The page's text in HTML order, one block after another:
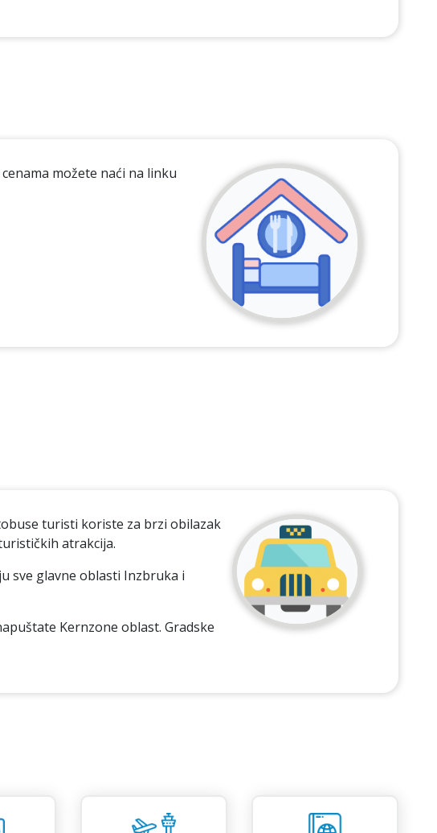
možete naći na linku
turisti koriste za brzi obilazak
atrakcija.
sve glavne oblasti Inzbruka i
Kernzone oblast. Gradske